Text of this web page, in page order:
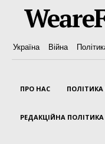
Україна Війна
ПРО НАС
РЕДАКЦІЙНА ПОЛІТИКА